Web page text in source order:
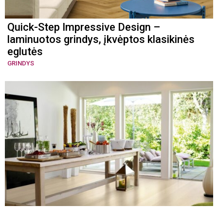
Quick-Step Impressive Design –
laminuotos grindys, įkvėptos klasikinės
eglutės
GRINDYS